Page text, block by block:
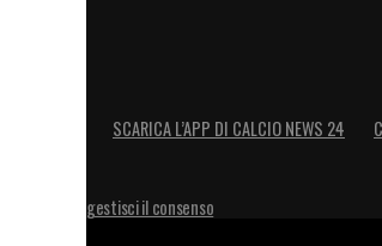
SCARICA L’APP DI CALCIO NEWS 24
gestisci il consenso